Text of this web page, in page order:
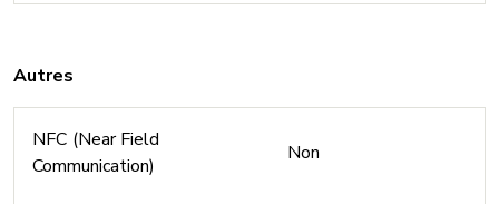
Autres
NFC (Near Field
Communication)
Non